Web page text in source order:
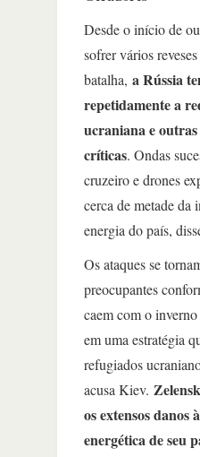
Desde o início de
sofrer vários
batalha, a Rússia
repetidamente a
ucraniana e
críticas. Ondas
cruzeiro e drones
cerca de metade da
energia do país,
Os ataques se
preocupantes
caem com o
em uma estratégia
refugiados
acusa Kiev.
os extensos
energética de seu